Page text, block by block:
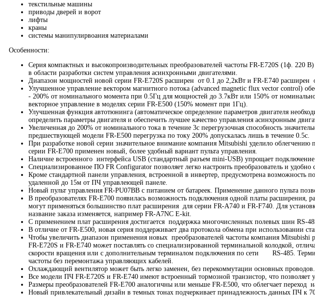
текстильные машины
приводы дверей и ворот
лифты
краны
системы манипулирвоания материалами
Особенности:
Cерия компактных и высокопроизводительных преобразователей частоты FR-E720S (1ф.
в области разработки систем управления асинхронными двигателями.
Диапазон мощностей новой серии FR-E720S расширен от 0.1 до 2,2кВт и FR-E740 расширен
Улучшенное управление вектором магнитного потока (advanced magnetic flux vector control)
- 200% от номинального момента при 0.5Гц для мощностей до 3.7кВт или 150% от
векторное управление в моделях серии FR-E500 (150% момент при 1Гц).
Улучшенная функция автотюнинга (автоматическое определение параметров двигателя
определить параметры двигателя и обеспечить лучшее качество управления асинхронным
Увеличенная до 200% от номинального тока в течение 3с перегрузочная способность
предшествующей модели FR-E500 перегрузка по току 200% допускалась лишь в течение 0.5с.
При разработке новой серии значительное внимание компания Mitsubishi уделило
серии FR-E700 применен новый, более удобный вариант пульта управления.
Наличие встроенного интерфейса USB (стандартный разъем mini-USB) упрощает
Специализированное ПО FR Configurator позволяет легко настроить преобразователь и
Кроме стандартной панели управления, встроенной в инвертер, предусмотрена
удаленной до 15м от ПЧ управлеющей панеле.
Новый пульт управления FR-PU07BB с питанием от батареек. Применение данного пульта
В преобразователях FR-E700 появилась возможность подключения одной платы
могут применяться большинство плат расширения для серии FR-A740 и FR-F740. Для
название заказа изменяется, например FR-A7NC E-kit.
С применением плат расширения достигается поддержка многочисленных полевых шин RS-
В отличие от FR-E500, новая серия поддерживает два протокола обмена при использовании
Чтобы увеличить диапазон применения новых преобразователей частоты компания
FR-E720S и FR-E740 может поставлять со специализированной терминальной колодкой,
скорости вращения или с дополнительным терминалом подключения по сети RS-485.
частоты без перемонтажа управляющих кабелей.
Охлаждающий вентилятор может быть легко заменен, без перекоммутации основных проводов.
Все модели ПЧ FR-E720S и FR-E740 имеют встроенный тормозной транзистор, что
Размеры преобразователей FR-E700 аналогичны или меньше FR-E500, что облегчает переход
Новый привлекательный дизайн в темных тонах подчеркивает принадлежность данных ПЧ к